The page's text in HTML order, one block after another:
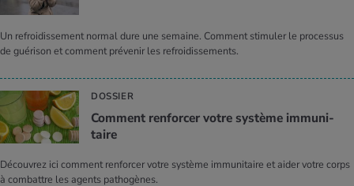
Un refroidissement normal dure une semaine. Comment stimuler le processus
de guérison et comment prévenir les refroidissements.
DOSSIER
Com­ment ren­for­cer votre sys­tème immu­ni­
taire
Découvrez ici comment renforcer votre système immunitaire et aider votre corps
à combattre les agents pathogènes.